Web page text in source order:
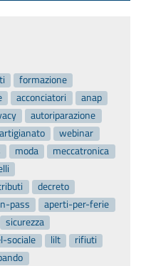
formazione
acconciatori
anap
autoriparazione
webinar
moda
meccatronica
decreto
pass
aperti-per-ferie
sicurezza
sociale lilt
rifiuti